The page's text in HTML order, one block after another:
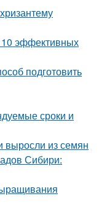
10 эффективных
подготовить
сроки и
выросли из семян
Сибири: